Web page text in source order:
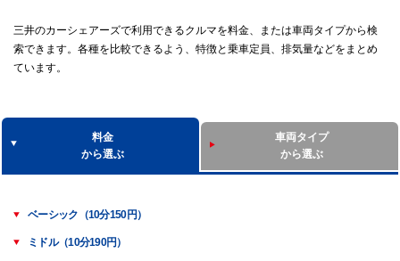
三井のカーシェアーズで利用できるクルマを料金、または車両タイプから検
索できます。各種を比較できるよう、特徴と乗車定員、排気量などをまとめ
ています。
料金
から選ぶ
車両タイプ
から選ぶ
ベーシック（10分150円）
ミドル（10分190円）